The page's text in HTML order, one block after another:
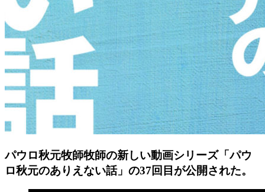
パウロ秋元牧師牧師の新しい動画シリーズ「パウ
ロ秋元のありえない話」の37回目が公開された。